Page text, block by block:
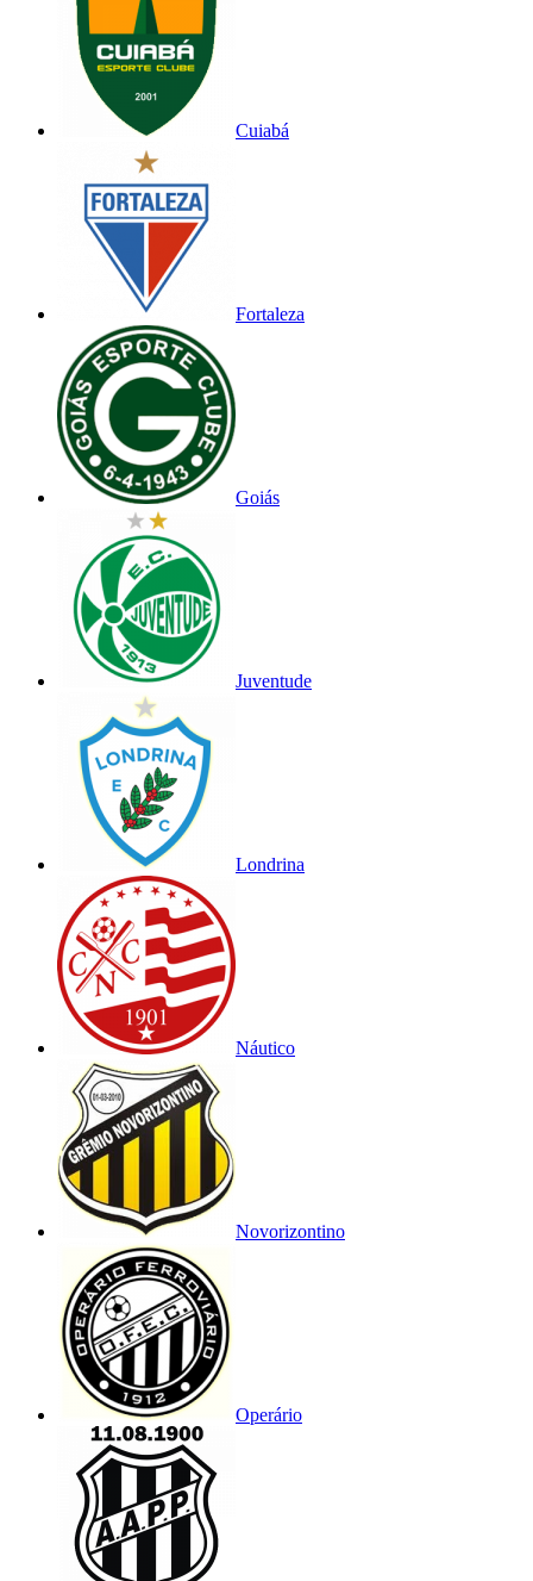
Cuiabá
Fortaleza
Goiás
Juventude
Londrina
Náutico
Novorizontino
Operário